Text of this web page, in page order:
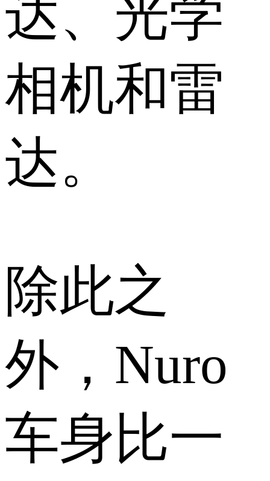
达、光学
相机和雷
达。
除此之
外，Nuro
车身比一